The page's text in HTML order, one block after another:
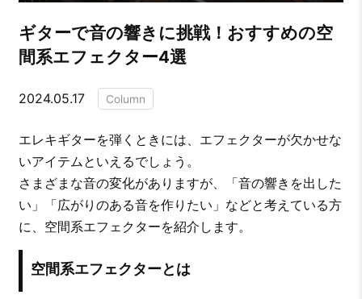
ギターで音の響きに挑戦！おすすめの空
間系エフェクター4選
2024.05.17 Column
エレキギターを弾くときには、エフェクターが欠かせな
いアイテムといえるでしょう。
さまざまな音の変化がありますが、「音の響きを出した
い」「広がりのある音を作りたい」などと考えている方
に、空間系エフェクターを紹介します。
空間系エフェクターとは